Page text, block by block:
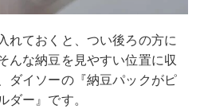
れておくと、つい後ろの方に
んな納豆を見やすい位置に収
ダイソーの『納豆パックがピ
ダー』です。